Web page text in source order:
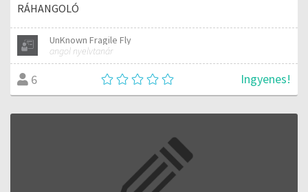
RÁHANGOLÓ
UnKnown Fragile Fly
angol nyelvtanár
6 Ingyenes!